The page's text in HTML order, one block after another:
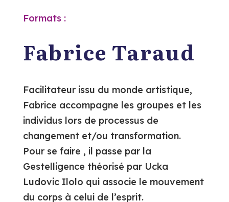
Formats :
Fabrice Taraud
Facilitateur issu du monde artistique,
Fabrice accompagne les groupes et les
individus lors de processus de
changement et/ou transformation.
Pour se faire , il passe par la
Gestelligence théorisé par Ucka
Ludovic Ilolo qui associe le mouvement
du corps à celui de l’esprit.